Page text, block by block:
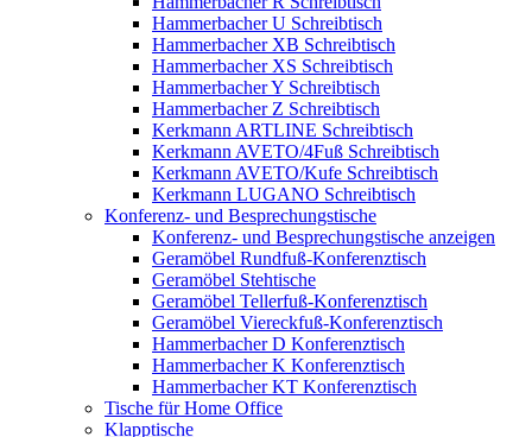
Hammerbacher U Schreibtisch
Hammerbacher XB Schreibtisch
Hammerbacher XS Schreibtisch
Hammerbacher Y Schreibtisch
Hammerbacher Z Schreibtisch
Kerkmann ARTLINE Schreibtisch
Kerkmann AVETO/4Fuß Schreibtisch
Kerkmann AVETO/Kufe Schreibtisch
Kerkmann LUGANO Schreibtisch
Konferenz- und Besprechungstische
Konferenz- und Besprechungstische anzeigen
Geramöbel Rundfuß-Konferenztisch
Geramöbel Stehtische
Geramöbel Tellerfuß-Konferenztisch
Geramöbel Viereckfuß-Konferenztisch
Hammerbacher D Konferenztisch
Hammerbacher K Konferenztisch
Hammerbacher KT Konferenztisch
Tische für Home Office
Klapptische